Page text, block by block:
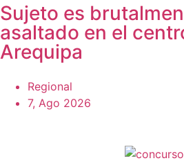
Sujeto es
asaltado en el
Arequipa
Regional
7, Ago 2026